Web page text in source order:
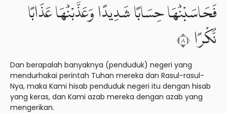
فَحَاسَبْنَٰهَا حِسَابًا شَدِيدًا وَعَذَّبْنَٰهَا عَذَابًا
نُّكْرًا ٨
Dan berapalah banyaknya (penduduk) negeri yang
mendurhakai perintah Tuhan mereka dan Rasul-rasul-
Nya, maka Kami hisab penduduk negeri itu dengan hisab
yang keras, dan Kami azab mereka dengan azab yang
mengerikan.